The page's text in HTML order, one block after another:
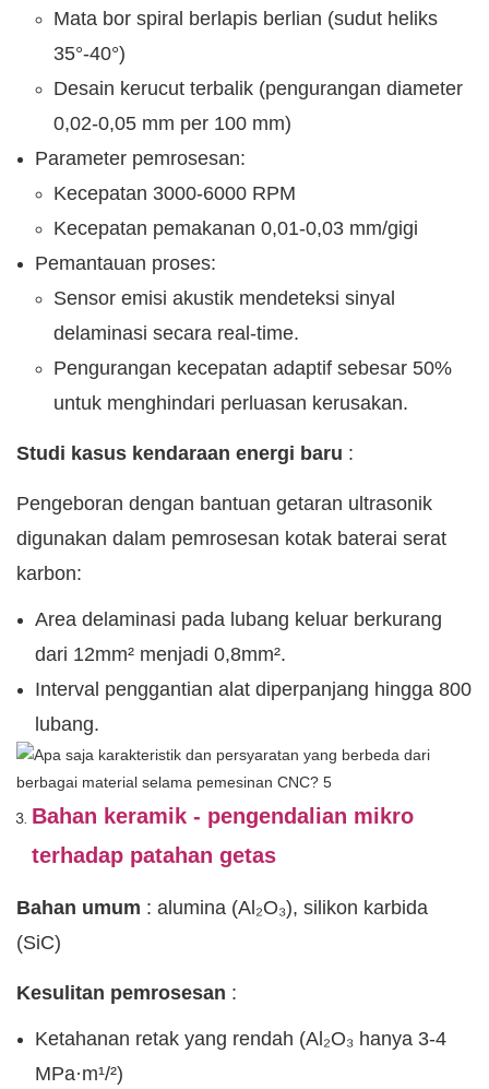
Mata bor spiral berlapis berlian (sudut heliks
35°-40°)
Desain kerucut terbalik (pengurangan diameter
0,02-0,05 mm per 100 mm)
Parameter pemrosesan:
Kecepatan 3000-6000 RPM
Kecepatan pemakanan 0,01-0,03 mm/gigi
Pemantauan proses:
Sensor emisi akustik mendeteksi sinyal
delaminasi secara real-time.
Pengurangan kecepatan adaptif sebesar 50%
untuk menghindari perluasan kerusakan.
Studi kasus kendaraan energi baru :
Pengeboran dengan bantuan getaran ultrasonik
digunakan dalam pemrosesan kotak baterai serat
karbon:
Area delaminasi pada lubang keluar berkurang
dari 12mm² menjadi 0,8mm².
Interval penggantian alat diperpanjang hingga 800
lubang.
Bahan keramik - pengendalian mikro
terhadap patahan getas
Bahan umum : alumina (Al₂O₃), silikon karbida
(SiC)
Kesulitan pemrosesan :
Ketahanan retak yang rendah (Al₂O₃ hanya 3-4
MPa·m¹/²)